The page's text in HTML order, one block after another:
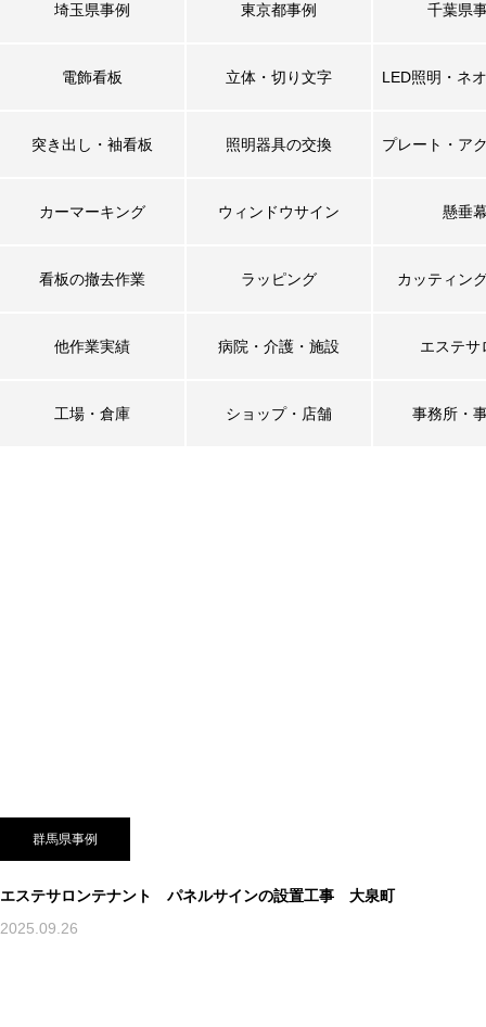
埼玉県事例 東京都事例 千葉県
電飾看板 立体・切り文字 LED照明・ネ
突き出し・袖看板 照明器具の交換 プレート・ア
カーマーキング ウィンドウサイン 懸垂
看板の撤去作業 ラッピング カッティン
他作業実績 病院・介護・施設 エステサ
工場・倉庫 ショップ・店舗 事務所・
群馬県事例
エステサロンテナント パネルサインの設置工事 大泉町
2025.09.26